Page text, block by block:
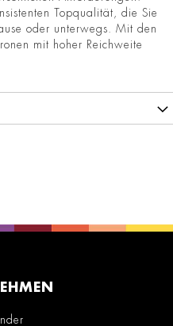
Topqualität, die Sie
oder unterwegs. Mit den
mit hoher Reichweite